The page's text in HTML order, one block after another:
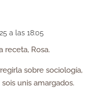
a las 18:05
receta, Rosa.
sobre sociología,
unis amargados.